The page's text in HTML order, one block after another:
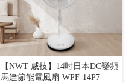
【NWT 威技】14吋日本DC變頻
馬達節能電風扇 WPF-14P7